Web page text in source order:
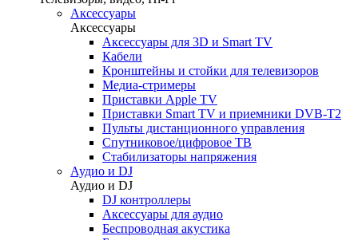
Аксессуары
Аксессуары
Аксессуары для 3D и Smart TV
Кабели
Кронштейны и стойки для телевизоров
Медиа-стримеры
Приставки Apple TV
Приставки Smart TV и приемники DVB-T2
Пульты дистанционного управления
Спутниковое/цифровое ТВ
Стабилизаторы напряжения
Аудио и DJ
Аудио и DJ
DJ контроллеры
Аксессуары для аудио
Беспроводная акустика